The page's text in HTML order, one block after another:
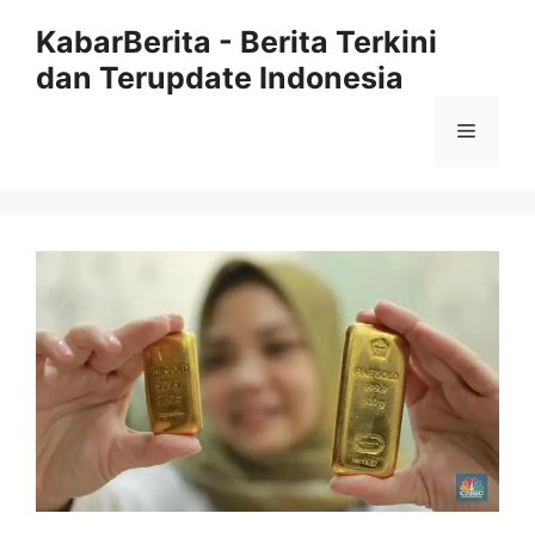
KabarBerita - Berita Terkini
dan Terupdate Indonesia
Menu